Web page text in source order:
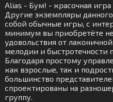
Alias - Бум! - красочная
Другие экземпляры
собой обычные игры, с
минимум вы приобретёте
удовольствия от
мелодии и быстротечности
Благодаря простому
как взрослые, так и
большинство
спроектированы на
группу.